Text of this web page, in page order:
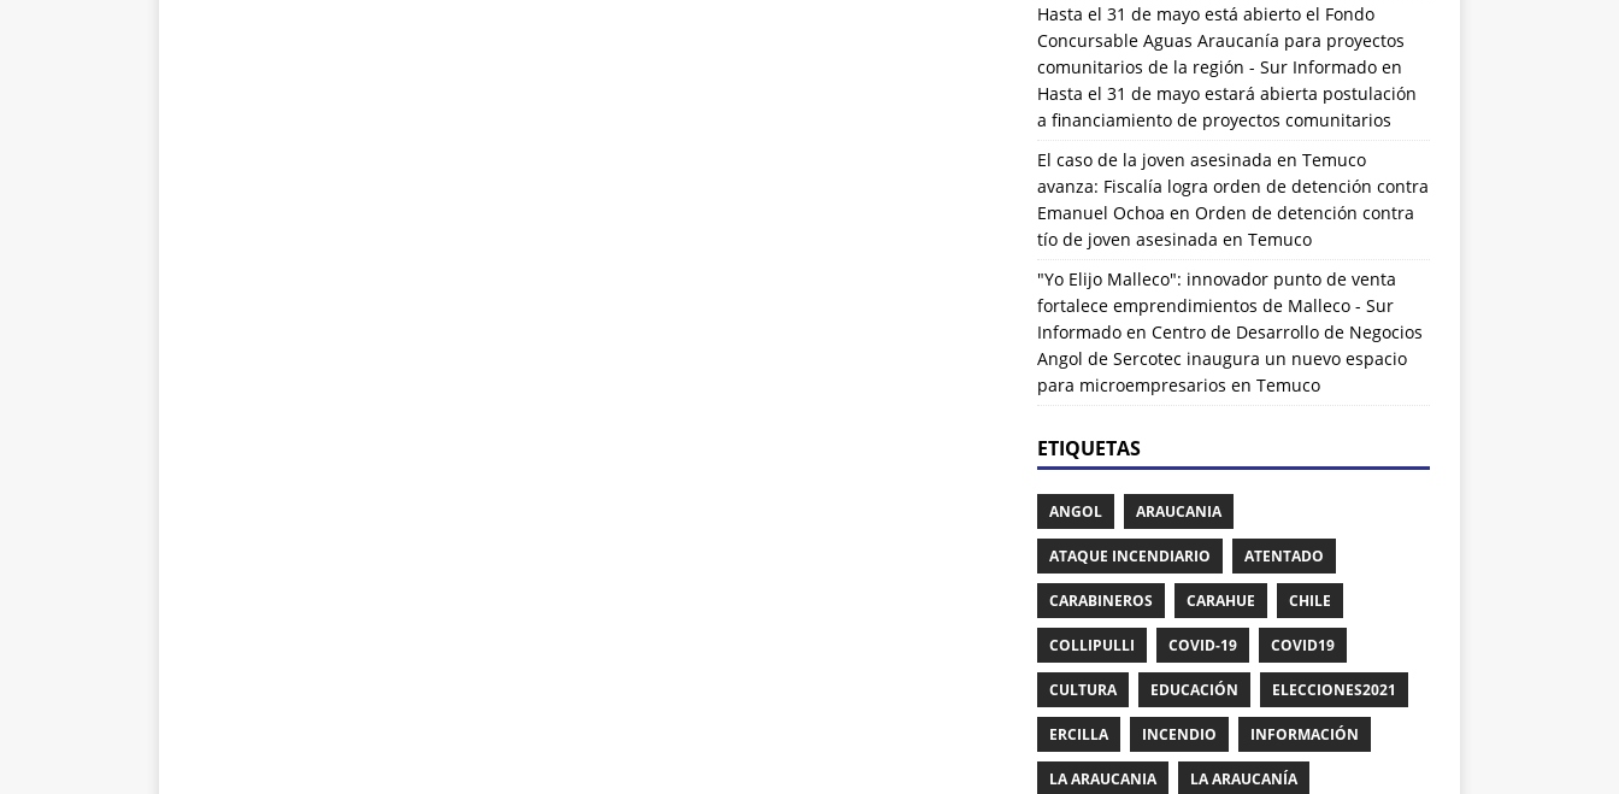
Hasta el 31 de mayo está abierto el Fondo
Concursable Aguas Araucanía para proyectos
comunitarios de la región - Sur Informadoen
Hasta el 31 de mayo estará abierta postulación
a financiamiento de proyectos comunitarios
El caso de la joven asesinada en Temuco
avanza: Fiscalía logra orden de detención contra
Emanuel Ochoa en Orden de detención contra
tío de joven asesinada en Temuco
"Yo Elijo Malleco": innovador punto de venta
fortalece emprendimientos de Malleco - Sur
Informadoen Centro de Desarrollo de Negocios
Angol de Sercotec inaugura un nuevo espacio
para microempresarios en Temuco
ETIQUETAS
ANGOL ARAUCANIA
ATAQUE INCENDIARIO ATENTADO
CARABINEROS CARAHUE CHILE
COLLIPULLI COVID-19 COVID19
CULTURA EDUCACIÓN ELECCIONES2021
ERCILLA INCENDIO INFORMACIÓN
LA ARAUCANIA LA ARAUCANÍA